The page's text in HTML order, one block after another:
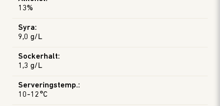
13%
Syra:
9,0 g/L
Sockerhalt:
1,3 g/L
Serveringstemp.:
10-12°C